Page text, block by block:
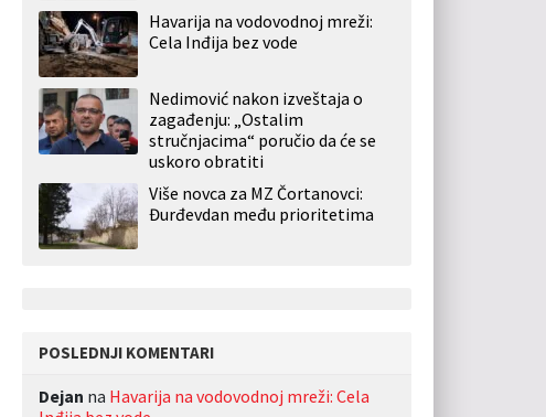
Havarija na vodovodnoj mreži:
Cela Inđija bez vode
Nedimović nakon izveštaja o
zagađenju: „Ostalim
stručnjacima“ poručio da će se
uskoro obratiti
Više novca za MZ Čortanovci:
Đurđevdan među prioritetima
POSLEDNJI KOMENTARI
Dejan na Havarija na vodovodnoj mreži: Cela